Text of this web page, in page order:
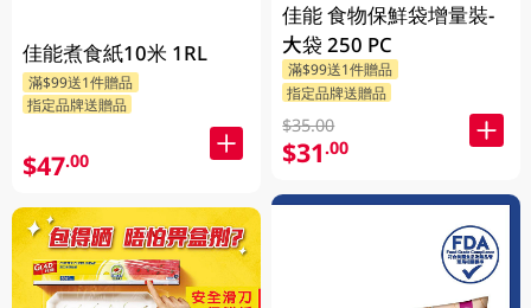
佳能煮食紙10米 1RL
滿$99送1件贈品
指定品牌送贈品
$47.00
佳能 食物保鮮袋增量裝-
大袋 250 PC
滿$99送1件贈品
指定品牌送贈品
$35.00
$31.00